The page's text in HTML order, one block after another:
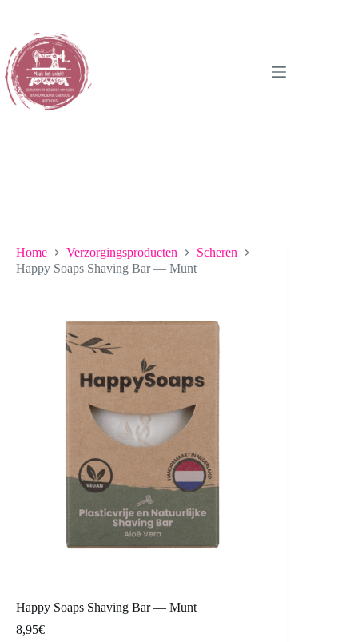
inhoud
Home Verzorgingsproducten
Scheren
Happy Soaps Shaving Bar — Munt
Happy Soaps Shaving Bar — Munt
8,95€